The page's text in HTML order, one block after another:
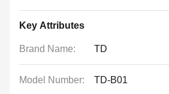
Key Attributes
Brand Name: TD
Model Number: TD-B01